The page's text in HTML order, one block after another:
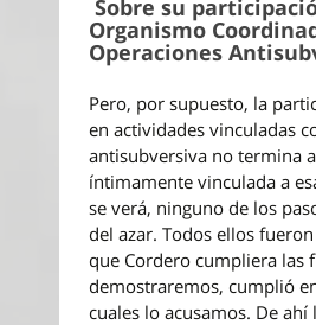
Sobre su
Organismo
Operaciones
Pero, por supuesto, la
en actividades vinculadas
antisubversiva no termina
íntimamente vinculada a
se verá, ninguno de los
del azar. Todos ellos
que Cordero cumpliera las
demostraremos, cumplió
cuales lo acusamos. De